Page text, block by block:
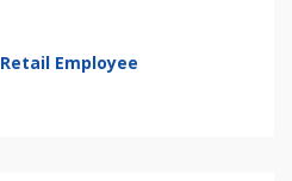
Retail Employee